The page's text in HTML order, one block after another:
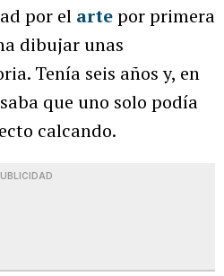
por el artepor primera
dibujar unas
Tenía seis años y, en
que uno solo podía
calcando.